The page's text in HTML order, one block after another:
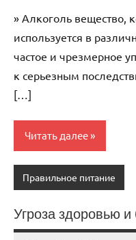
» Алкоголь вещество,
используется в
частое и чрезмерное
к серьезным
[…]
Читать далее
Правильное питание
Угроза здоровью и